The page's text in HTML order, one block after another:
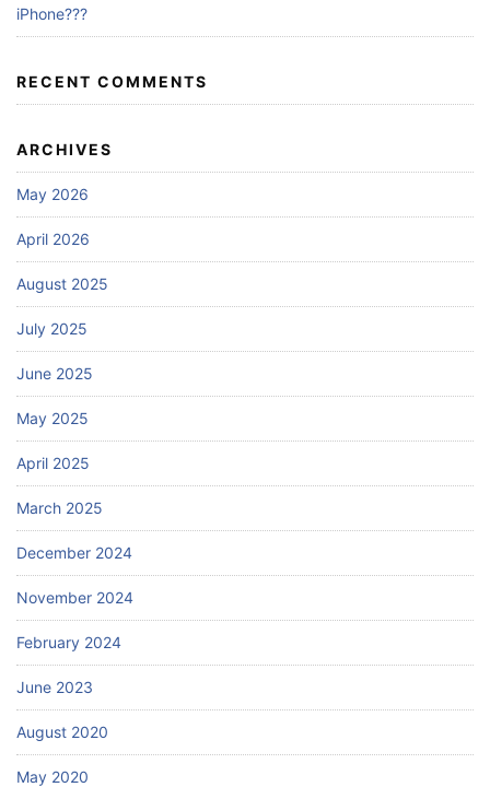
iPhone???
RECENT COMMENTS
ARCHIVES
May 2026
April 2026
August 2025
July 2025
June 2025
May 2025
April 2025
March 2025
December 2024
November 2024
February 2024
June 2023
August 2020
May 2020